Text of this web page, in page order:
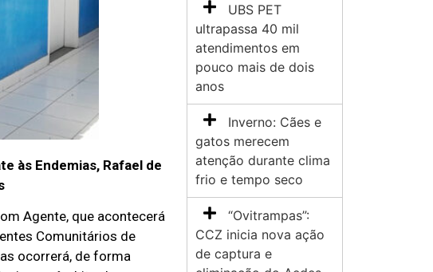
às Endemias, Rafael de
Agente, que acontecerá
Comunitários de
ocorrerá, de forma
UBS PET
ultrapassa 40 mil
atendimentos em
pouco mais de dois
anos
Inverno: Cães e
gatos merecem
atenção durante clima
frio e tempo seco
“Ovitrampas”:
CCZ inicia nova ação
de captura e